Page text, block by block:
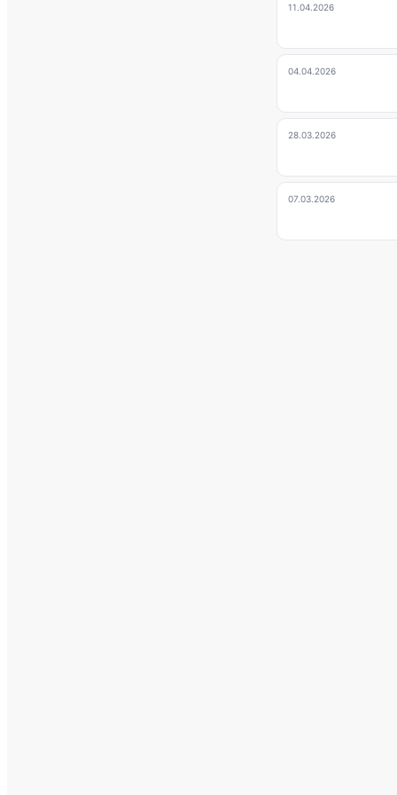
11.04.2026
04.04.2026
28.03.2026
07.03.2026